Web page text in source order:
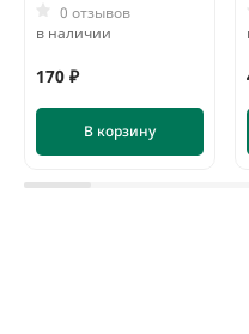
0 отзывов
в наличии
170 ₽
В корзину